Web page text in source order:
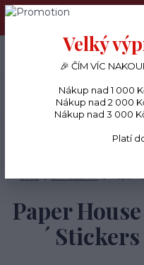
PŘÁNÍČKA a PAPÍROVÉ
+420 734 380 930
(Po-Ne, 8-20 hod.)
Paper
´
Velký
🎉 ČÍM VÍC
Nákup nad 1 000
Nákup nad 2 000
Nákup nad 3 000
Platí